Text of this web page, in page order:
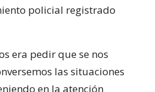
policial registrado
era pedir que se nos
las situaciones
en la atención